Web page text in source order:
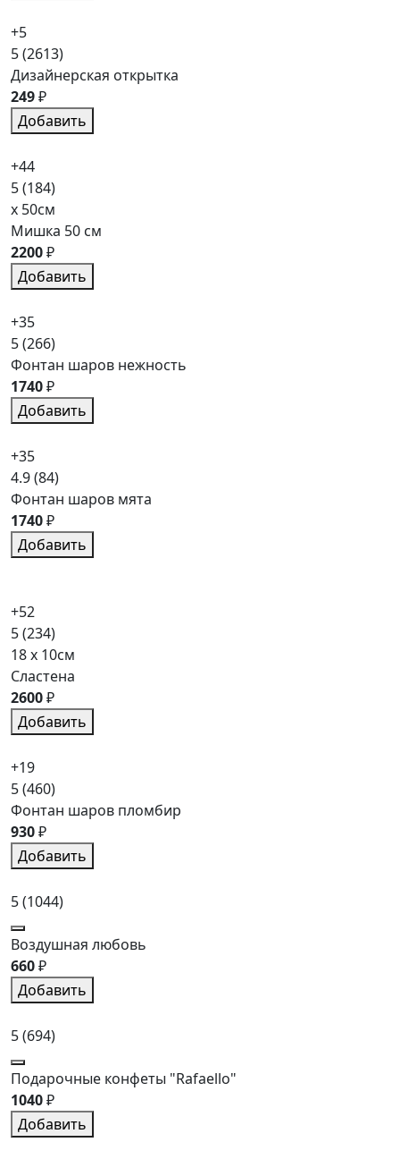
+5
5(2613)
Дизайнерская открытка
249₽
Добавить
+44
5(184)
x 50см
Мишка 50 см
2200₽
Добавить
+35
5(266)
Фонтан шаров нежность
1740₽
Добавить
+35
4.9(84)
Фонтан шаров мята
1740₽
Добавить
+52
5(234)
18 x 10см
Сластена
2600₽
Добавить
+19
5(460)
Фонтан шаров пломбир
930₽
Добавить
5(1044)
Воздушная любовь
660₽
Добавить
5(694)
Подарочные конфеты "Rafaello"
1040₽
Добавить